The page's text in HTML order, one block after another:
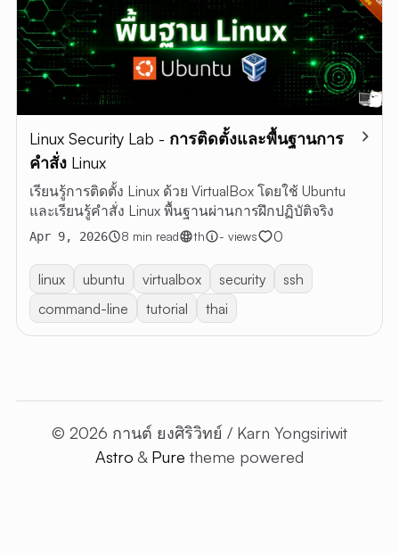
Linux Security Lab - การติดตั้งและพื้นฐานการ
คำสั่ง Linux
เรียนรู้การติดตั้ง Linux ด้วย VirtualBox โดยใช้ Ubuntu
และเรียนรู้คำสั่ง Linux พื้นฐานผ่านการฝึกปฏิบัติจริง
Apr 9, 2026 8 min read th - views 0
linux ubuntu virtualbox security
ssh
command-line
tutorial thai
© 2026 กานต์ ยงศิริวิทย์ / Karn Yongsiriwit
Astro & Pure theme powered